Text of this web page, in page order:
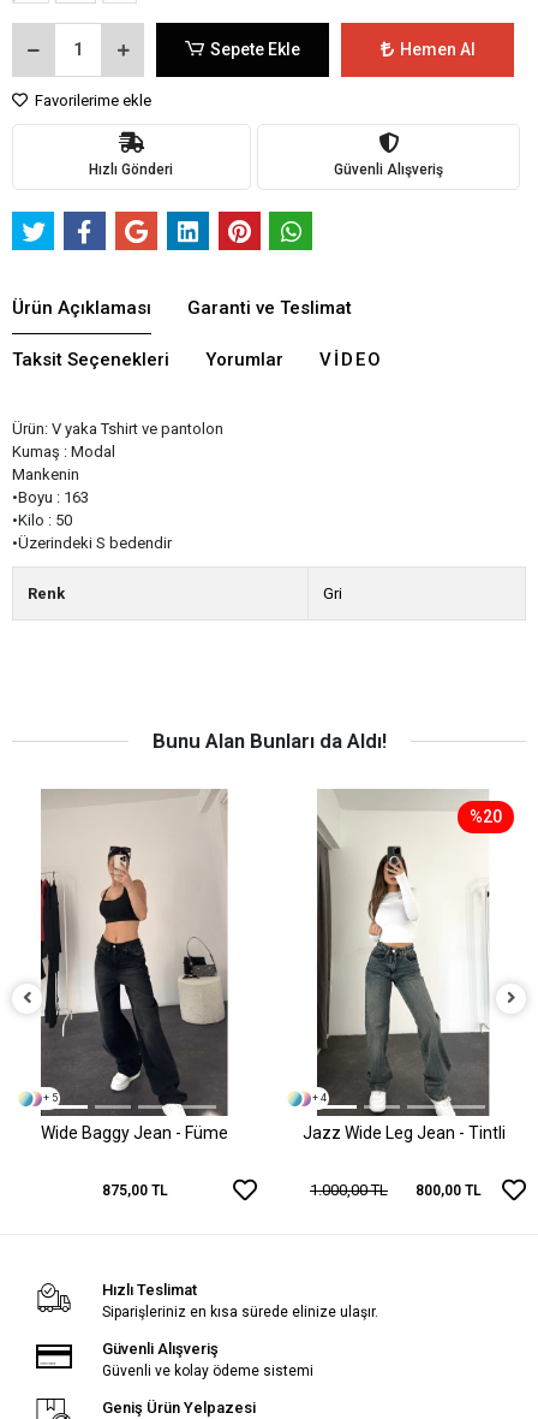
Sepete Ekle Hemen Al
Favorilerime ekle
Hızlı Gönderi Güvenli Alışveriş
Ürün Açıklaması Garanti ve Teslimat
Taksit Seçenekleri Yorumlar VIDEO
Ürün: V yaka Tshirt ve pantolon
Kumaş : Modal
Mankenin
•Boyu : 163
•Kilo : 50
•Üzerindeki S bedendir
Renk Gri
Bunu Alan Bunları da Aldı!
+ 5
Wide Baggy Jean - Füme
875,00 TL
%20
+ 4
Jazz Wide Leg Jean - Tintli
1.000,00 TL 800,00 TL
Hızlı Teslimat
Siparişleriniz en kısa sürede elinize ulaşır.
Güvenli Alışveriş
Güvenli ve kolay ödeme sistemi
Geniş Ürün Yelpazesi